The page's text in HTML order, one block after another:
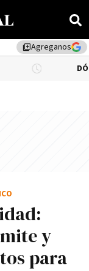
library_addAgreganos
DÓLAR BNA
y
para